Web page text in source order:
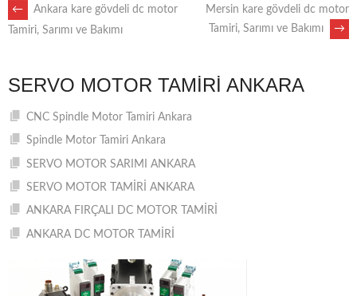
POST
←
Ankara kare gövdeli dc motor
Tamiri, Sarımı ve Bakımı
Mersin kare gövdeli dc motor
Tamiri, Sarımı ve Bakımı
→
SERVO MOTOR TAMIRI ANKARA
CNC Spindle Motor Tamiri Ankara
Spindle Motor Tamiri Ankara
SERVO MOTOR SARIMI ANKARA
SERVO MOTOR TAMİRİ ANKARA
ANKARA FIRÇALI DC MOTOR TAMİRİ
ANKARA DC MOTOR TAMİRİ